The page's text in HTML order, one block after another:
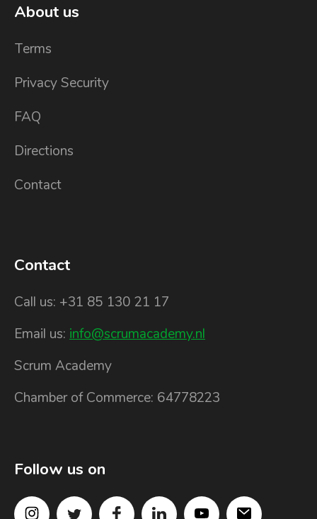
About us
Terms
Privacy Security
FAQ
Directions
Contact
Contact
Call us: +31 85 130 21 17
Email us: info@scrumacademy.nl
Scrum Academy
Chamber of Commerce: 64778223
Follow us on